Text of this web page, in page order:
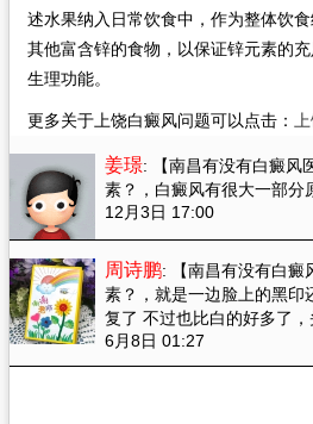
述水果纳入日常饮食中，作为整体饮
其他富含锌的食物，以保证锌元素的
生理功能。
更多关于上饶白癜风问题可以点击：
姜璟: 【南昌有没有白癜风
素？ ，白癜风有很大一部
12月3日 17:00
周诗鹏: 【南昌有没有白癜
素？ ，就是一边脸上的黑
复了 不过也比白的好多了
6月8日 01:27